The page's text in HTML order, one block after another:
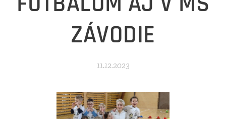
ZÁVODIE
11.12.2023